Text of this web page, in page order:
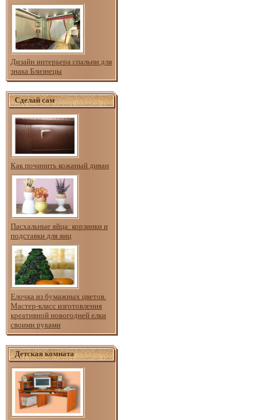
Дизайн интерьера спальни для
знака Близнецы
Сделай сам
Как починить кожаный диван
Пасхальные яйца: корзинки и
подставки для яиц
Елочка из бумажных цветов.
Мастер-класс изготовления
креативной новогодней елки
своими руками
Детская комната